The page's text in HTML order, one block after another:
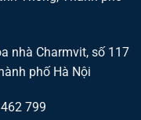
nhà Charmvit, số 117
phố Hà Nội
799